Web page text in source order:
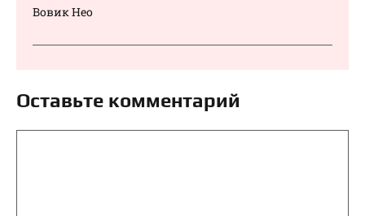
Вовик Нео
Оставьте комментарий